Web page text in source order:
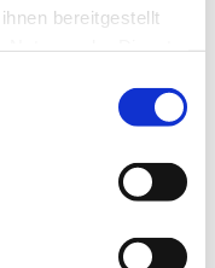
bereitgestellt